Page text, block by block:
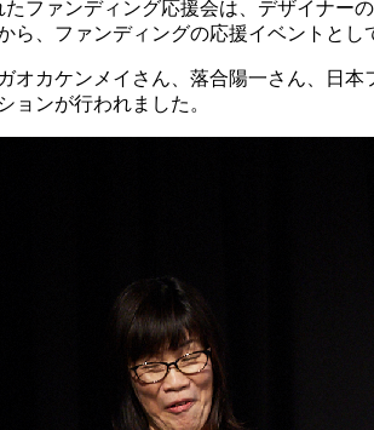
たファンディング応援会は、デザイナー
ら、ファンディングの応援イベントとし
オカケンメイさん、落合陽一さん、日
ョンが行われました。